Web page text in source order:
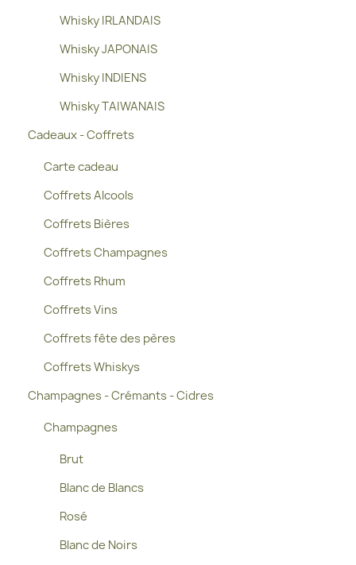
Whisky IRLANDAIS
Whisky JAPONAIS
Whisky INDIENS
Whisky TAIWANAIS
Cadeaux - Coffrets
Carte cadeau
Coffrets Alcools
Coffrets Bières
Coffrets Champagnes
Coffrets Rhum
Coffrets Vins
Coffrets fête des pères
Coffrets Whiskys
Champagnes - Crémants - Cidres
Champagnes
Brut
Blanc de Blancs
Rosé
Blanc de Noirs